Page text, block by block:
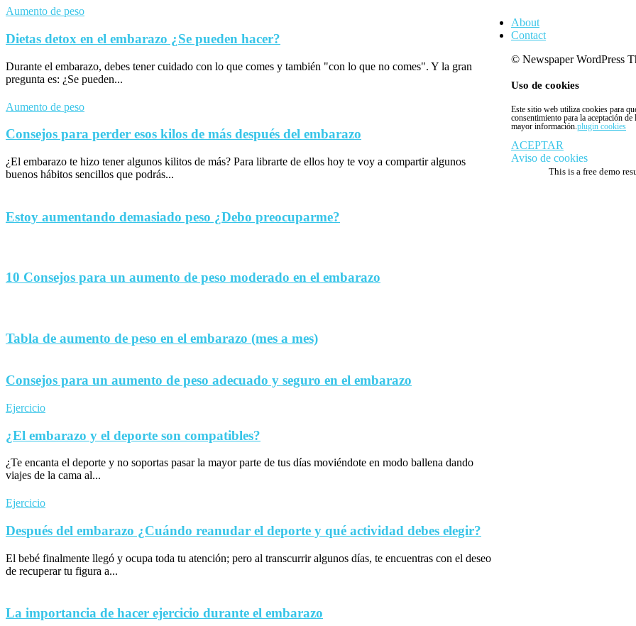
Aumento de peso
Dietas detox en el embarazo ¿Se pueden hacer?
Durante el embarazo, debes tener cuidado con lo que comes y también "con lo que no comes". Y la gran
pregunta es: ¿Se pueden...
Aumento de peso
Consejos para perder esos kilos de más después del embarazo
¿El embarazo te hizo tener algunos kilitos de más? Para librarte de ellos hoy te voy a compartir algunos
buenos hábitos sencillos que podrás...
Estoy aumentando demasiado peso ¿Debo preocuparme?
10 Consejos para un aumento de peso moderado en el embarazo
Tabla de aumento de peso en el embarazo (mes a mes)
Consejos para un aumento de peso adecuado y seguro en el embarazo
Ejercicio
¿El embarazo y el deporte son compatibles?
¿Te encanta el deporte y no soportas pasar la mayor parte de tus días moviéndote en modo ballena dando
viajes de la cama al...
Ejercicio
Después del embarazo ¿Cuándo reanudar el deporte y qué actividad debes elegir?
El bebé finalmente llegó y ocupa toda tu atención; pero al transcurrir algunos días, te encuentras con el deseo
de recuperar tu figura a...
La importancia de hacer ejercicio durante el embarazo
About
Contact
© Newspaper WordPress
Uso de cookies
Este sitio web utiliza cookies para
consentimiento para la aceptación
mayor información.plugin cookies
ACEPTAR
Aviso de cookies
This is a free demo